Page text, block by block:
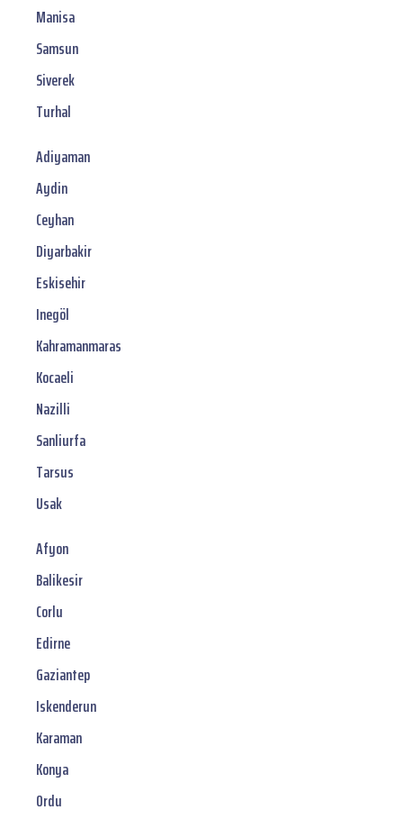
Manisa
Samsun
Siverek
Turhal
Adiyaman
Aydin
Ceyhan
Diyarbakir
Eskisehir
Inegöl
Kahramanmaras
Kocaeli
Nazilli
Sanliurfa
Tarsus
Usak
Afyon
Balikesir
Corlu
Edirne
Gaziantep
Iskenderun
Karaman
Konya
Ordu